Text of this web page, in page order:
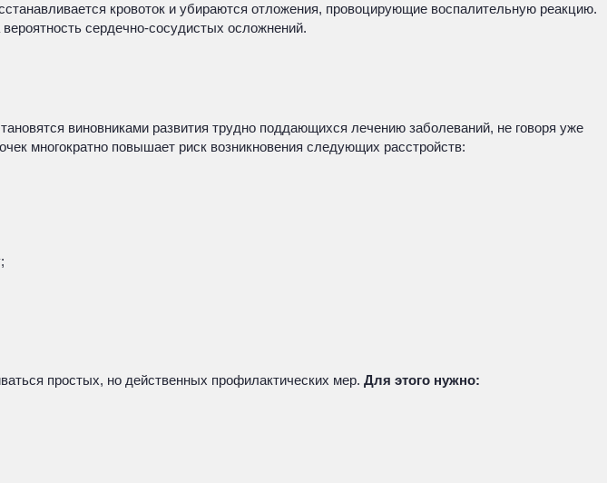
кровоток и убираются отложения, провоцирующие воспалительную реакцию.
сердечно-сосудистых осложнений.
виновниками развития трудно поддающихся лечению заболеваний, не говоря уже
многократно повышает риск возникновения следующих расстройств:
простых, но действенных профилактических мер. Для этого нужно: